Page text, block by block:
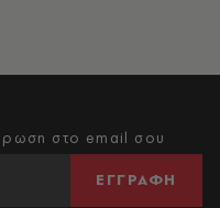
στο email σου
ΕΓΓΡΑΦΗ